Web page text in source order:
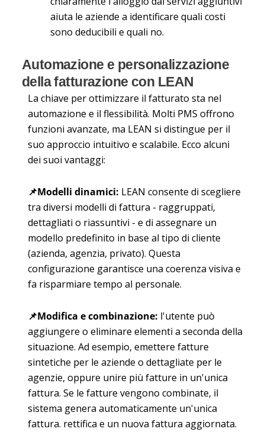
aiuta le aziende a identificare quali costi
sono deducibili e quali no.
Automazione e personalizzazione
della fatturazione con LEAN
La chiave per ottimizzare il fatturato sta nel
automazione e il flessibilità. Molti PMS offrono
funzioni avanzate, ma LEAN si distingue per il
suo approccio intuitivo e scalabile. Ecco alcuni
dei suoi vantaggi:
📌Modelli dinamici: LEAN consente di scegliere
tra diversi modelli di fattura - raggruppati,
dettagliati o riassuntivi - e di assegnare un
modello predefinito in base al tipo di cliente
(azienda, agenzia, privato). Questa
configurazione garantisce una coerenza visiva e
fa risparmiare tempo al personale.
📌Modifica e combinazione: l'utente può
aggiungere o eliminare elementi a seconda della
situazione. Ad esempio, emettere fatture
sintetiche per le aziende o dettagliate per le
agenzie, oppure unire più fatture in un'unica
fattura. Se le fatture vengono combinate, il
sistema genera automaticamente un'unica
fattura. rettifica e un nuova fattura aggiornata.